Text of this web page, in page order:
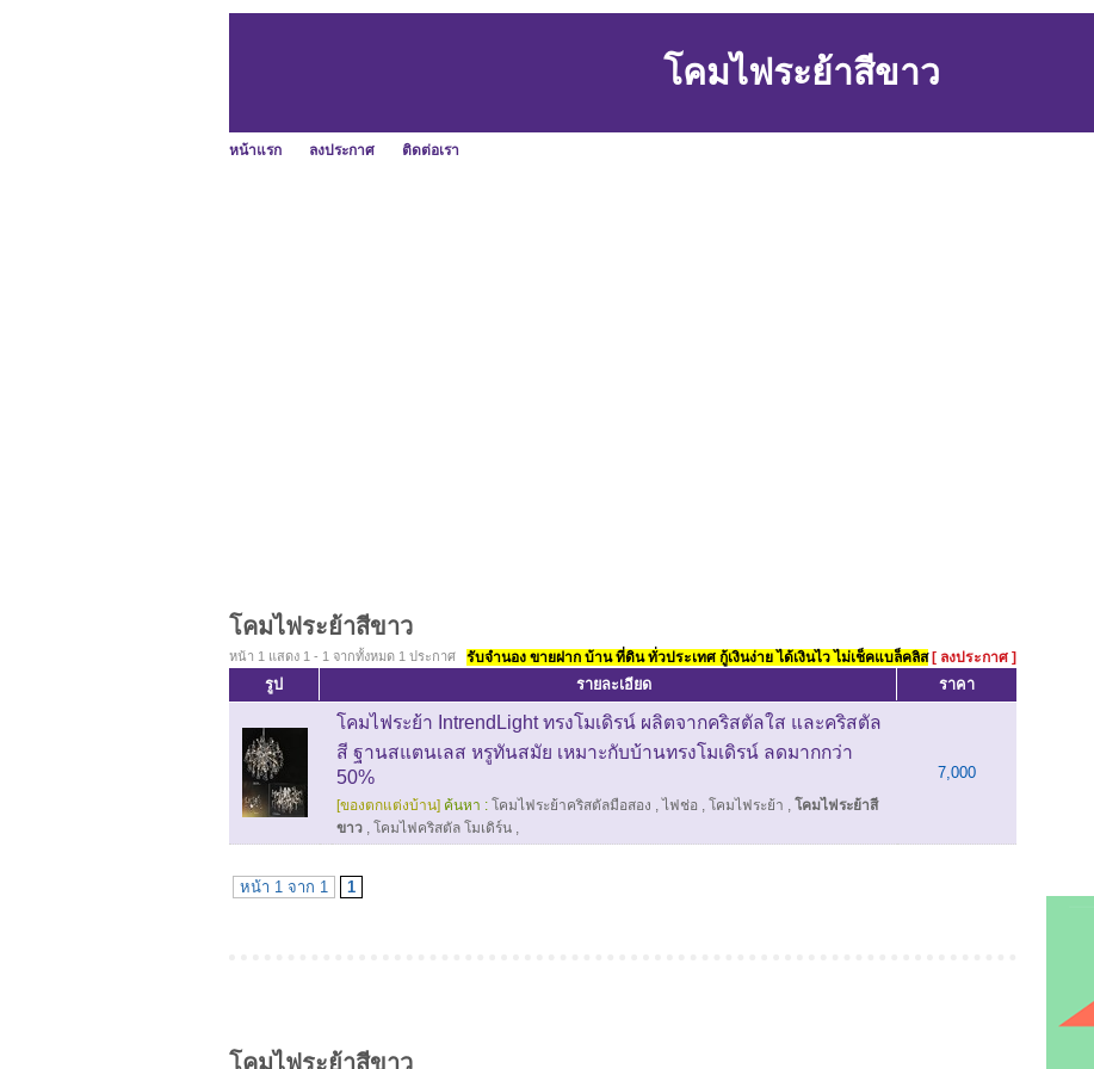
โคมไฟระย้าสีขาว
หน้าแรก ลงประกาศ ติดต่อเรา
โคมไฟระย้าสีขาว
หน้า 1 แสดง 1 - 1 จากทั้งหมด 1 ประกาศ รับจำนอง ขายฝาก บ้าน ที่ดิน ทั่วประเทศ กู้เงินง่าย ได้เงินไว ไม่เช็คแบล็คลิส [ ลงประกาศ ]
รูป รายละเอียด ราคา
โคมไฟระย้า IntrendLight ทรงโมเดิรน์ ผลิตจากคริสตัลใส และคริสตัล
สี ฐานสแตนเลส หรูทันสมัย เหมาะกับบ้านทรงโมเดิรน์ ลดมากกว่า
50%
[ของตกแต่งบ้าน] ค้นหา : โคมไฟระย้าคริสตัลมือสอง , ไฟช่อ , โคมไฟระย้า , โคมไฟระย้าสี
ขาว , โคมไฟคริสตัล โมเดิร์น ,
7,000
หน้า 1 จาก 1 1
โคมไฟระย้าสีขาว